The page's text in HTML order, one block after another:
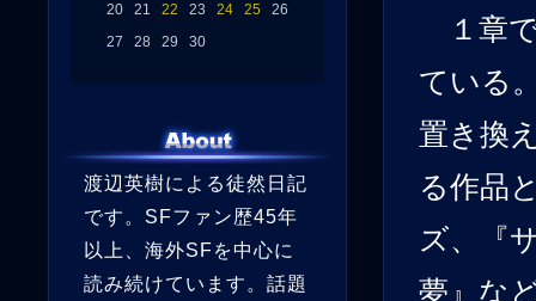
20
21 22 23 24 25
26
27
28 29 30
渡辺英樹による徒然日記
です。SFファン歴45年
以上、海外SFを中心に
読み続けています。話題
１章
ている
置き換
る作品
ズ、『
夢』な